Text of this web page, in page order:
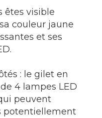
êtes visible
couleur jaune
et ses
: le gilet en
4 lampes LED
peuvent
potentiellement